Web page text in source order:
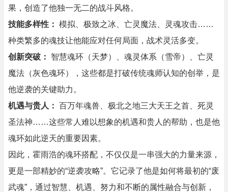
果，创造了他独一无二的战斗风格。
技能多样性： 模拟、极致之冰、亡灵魔法、灵魂攻击……
种类繁多的魂技让他能应对任何局面，战术灵活多变。
创新突破：
智慧魂环（天梦）、魂灵体系（雪帝）、亡灵
魔法（灰色魂环），这些都是打破传统魂师认知的创举，是
他逆袭的关键助力。
机遇与贵人： 百万年魂兽、极北之地三大天王之首、死灵
圣法神……这些常人难以想象的机遇和贵人的帮助，也是他
魂环如此逆天的重要因素。
因此，霍雨浩的魂环搭配，不仅仅是一串强大的力量来源，
更是一部精妙的“逆袭攻略”。它记录了他是如何将最初的“废
武魂”，通过智慧、机遇、努力和不断的属性融合与创新，